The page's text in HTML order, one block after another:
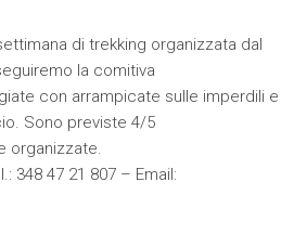
di trekking organizzata dal
la comitiva
con arrampicate sulle imperdili e
Sono previste 4/5
organizzate.
348 47 21 807 – Email: